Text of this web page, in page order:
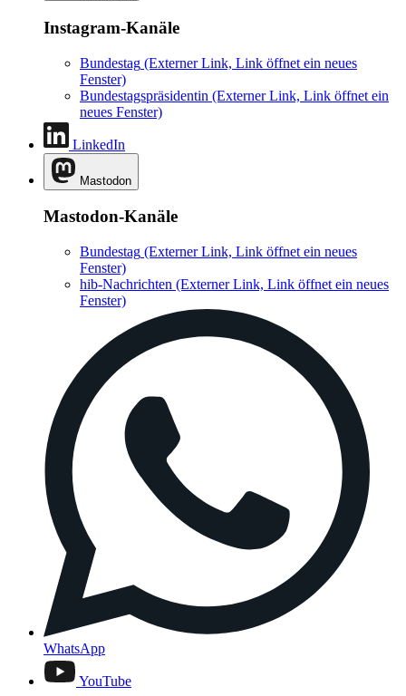
Instagram-Kanäle
Bundestag (Externer Link, Link öffnet ein neues
Fenster)
Bundestagspräsidentin (Externer Link, Link öffnet ein
neues Fenster)
LinkedIn
Mastodon
Mastodon-Kanäle
Bundestag (Externer Link, Link öffnet ein neues
Fenster)
hib-Nachrichten (Externer Link, Link öffnet ein neues
Fenster)
WhatsApp
YouTube